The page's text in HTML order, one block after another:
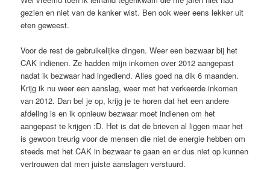
gezien en niet van de kanker wist. Ben ook weer eens lekker uit
eten geweest.
Voor de rest de gebruikelijke dingen. Weer een bezwaar bij het
CAK indienen. Ze hadden mijn inkomen over 2012 aangepast
nadat ik bezwaar had ingediend. Alles goed na dik 6 maanden.
Krijg ik nu weer een aanslag, weer met het verkeerde inkomen
van 2012. Dan bel je op, krijg je te horen dat het een andere
afdeling is en ik opnieuw bezwaar moet indienen om het
aangepast te krijgen :D. Het is dat de brieven al liggen maar het
is gewoon treurig voor de mensen die niet de energie hebben om
steeds met het CAK in bezwaar te gaan en er dus niet op kunnen
vertrouwen dat men juiste aanslagen verstuurd.